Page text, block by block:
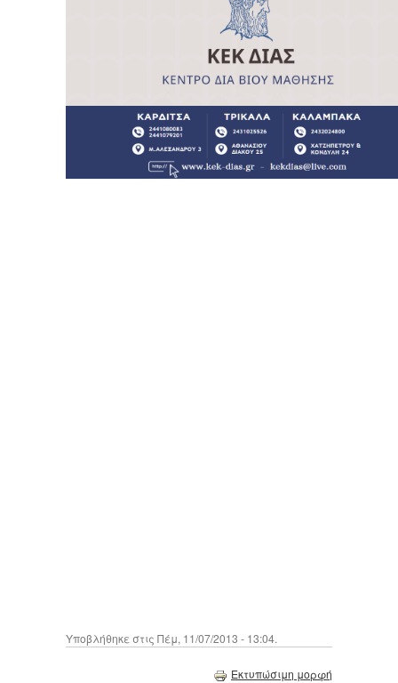
Υποβλήθηκε στις Πέμ, 11/07/2013 - 13:04.
Εκτυπώσιμη μορφή